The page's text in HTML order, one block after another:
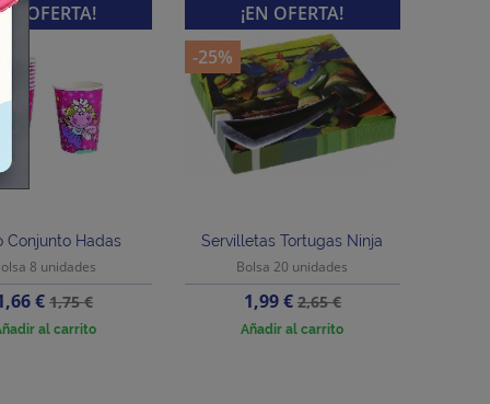
Conjunto Hadas
8 unidades
€Precio
base
1,75 €
al carrito
OFERTA!
Servilletas Tortugas Ninja
Bolsa 20 unidades
Precio
1,99 €Precio
base
2,65 €
Añadir al carrito
¡EN OFERTA!
-25%